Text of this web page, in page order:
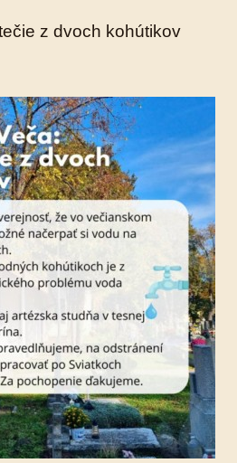
z dvoch kohútikov